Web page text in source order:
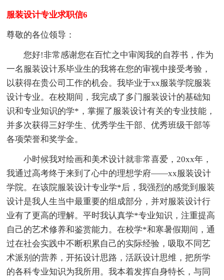
服装设计专业求职信6
尊敬的各位领导：
您好!非常感谢您在百忙之中审阅我的自荐书，作为
一名服装设计系毕业生的我将在您的审视中接受考验，
以获得在贵公司工作的机会。我毕业于xx服装学院服装
设计专业。在校期间，我完成了多门服装设计的基础知
识和专业知识的学*，掌握了服装设计有关的专业技能，
并多次获得三好学生、优秀学生干部、优秀班级干部等
各项荣誉和奖学金。
小时候我对绘画和美术设计就非常喜爱，20xx年，
我通过高考终于来到了心中的理想学府——xx服装设计
学院。在该院服装设计专业学*后，我强烈的感觉到服装
设计是我人生当中最重要的组成部分，并对服装设计行
业有了更高的理解。平时我认真学*专业知识，注重提高
自己的艺术修养和鉴赏能力。在校学*和寒暑假期间，通
过在社会实践中不断积累自己的实际经验，吸取不同艺
术派别的营养，开拓设计思路，活跃设计思维，把所学
的各科专业知识为我所用。我本着发挥自身特长，与同